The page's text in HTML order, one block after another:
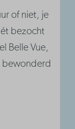
of niet, je
bezocht
Belle Vue,
bewonderd